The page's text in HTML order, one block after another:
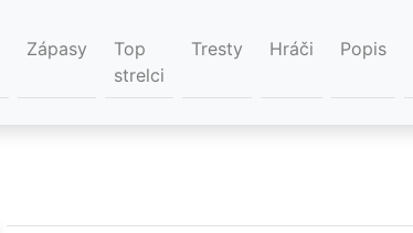
Zápasy
Top
strelci
Tresty Hráči Popis